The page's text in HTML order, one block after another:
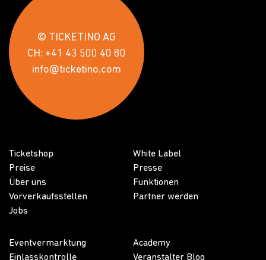
© TICKETINO AG
CH: +41 43 500 40 80
info@ticketino.com
Ticketshop
Preise
Über uns
Vorverkaufsstellen
Jobs
White Label
Presse
Funktionen
Partner werden
Eventvermarktung
Einlasskontrolle
Academy
Veranstalter Blog